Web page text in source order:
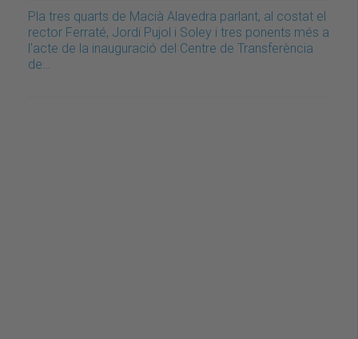
Pla tres quarts de Macià Alavedra parlant, al costat el
rector Ferraté, Jordi Pujol i Soley i tres ponents més a
l'acte de la inauguració del Centre de Transferència
de…